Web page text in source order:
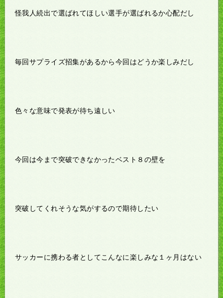
怪我人続出で選ばれてほしい選手が選ばれるか心配だし
毎回サプライズ招集があるから今回はどうか楽しみだし
色々な意味で発表が待ち遠しい
今回は今まで突破できなかったベスト８の壁を
突破してくれそうな気がするので期待したい
サッカーに携わる者としてこんなに楽しみな１ヶ月はない